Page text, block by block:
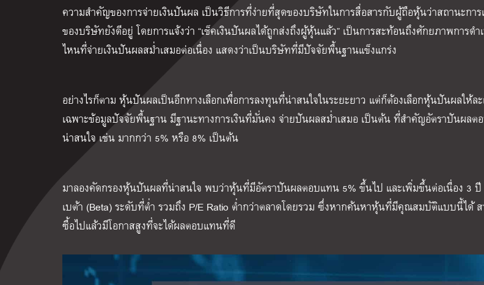
ความสำคัญของการจ่ายเงินปันผล เป็นวิธีการที่ง่ายที่สุดของบริษัทในการสื่อสารกับผู้ถือหุ้นว่าสถานะการ
ของบริษัทยังดีอยู่ โดยการแจ้งว่า “เช็คเงินปันผลได้ถูกส่งถึงผู้หุ้นแล้ว” เป็นการสะท้อนถึงศักยภาพการ
ไหนที่จ่ายเงินปันผลสม่ำเสมอต่อเนื่อง แสดงว่าเป็นบริษัทที่มีปัจจัยพื้นฐานแข็งแกร่ง
อย่างไรก็ตาม หุ้นปันผลเป็นอีกทางเลือกเพื่อการลงทุนที่น่าสนใจในระยะยาว แต่ก็ต้องเลือกหุ้นปันผลให้ล
เฉพาะข้อมูลปัจจัยพื้นฐาน มีฐานะทางการเงินที่มั่นคง จ่ายปันผลสม่ำเสมอ เป็นต้น ที่สำคัญอัตราปันผลต
น่าสนใจ เช่น มากกว่า 5% หรือ 8% เป็นต้น
มาลองคัดกรองหุ้นปันผลที่น่าสนใจ พบว่าหุ้นที่มีอัตราปันผลตอบแทน 5% ขึ้นไป และเพิ่มขึ้นต่อเนื่อง 3 ปี
เบต้า (Beta) ระดับที่ต่ำ รวมถึง P/E Ratio ต่ำกว่าตลาดโดยรวม ซึ่งหากค้นหาหุ้นที่มีคุณสมบัติแบบนี้ได้ สา
ซื้อไปแล้วมีโอกาสสูงที่จะได้ผลตอบแทนที่ดี